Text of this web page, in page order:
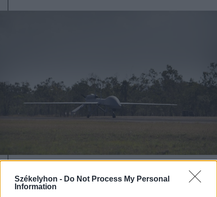
Székelyhon - Do Not Process My Personal
Information
Románia irányából érkező ukrán